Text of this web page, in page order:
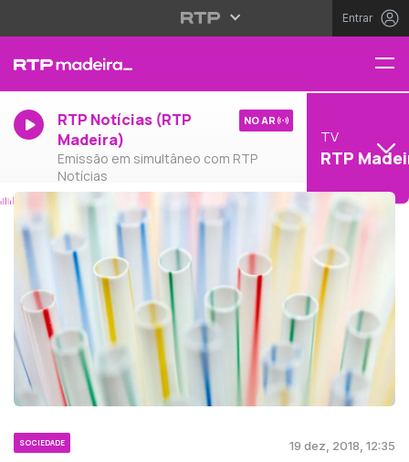
Entrar
RTP Notícias (RTP
Madeira)
Emissão em simultâneo com RTP
Notícias
NO AR
TV
RTP
SOCIEDADE 19 dez, 2018, 12:35